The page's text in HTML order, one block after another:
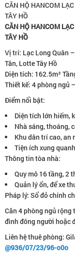
CĂN HỘ HANCOM
TÂY HỒ
CĂN HỘ HANCOM
TÂY HỒ
Vị trí: Lạc Long Quân
Tân, Lotte Tây Hồ
Diện tích: 162.5m²
Thiết kế: 4 phòng ngủ
Điểm nổi bật:
Diện tích lớn hiếm,
Nhà sáng, thoáng,
Khu dân trí cao, an
Tiện ích xung
Thông tin tòa nhà:
Quy mô 16 tầng, 2
Quản lý ổn, để xe
Pháp lý: Sổ đỏ chính
Căn 4 phòng ngủ rộng
đình đông người hoặc
Liên hệ thuê phòng:
@936/07/23/96-o0o